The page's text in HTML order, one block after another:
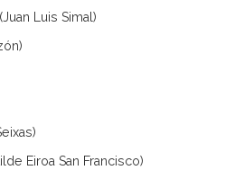
Luis Simal)
Eiroa San Francisco)